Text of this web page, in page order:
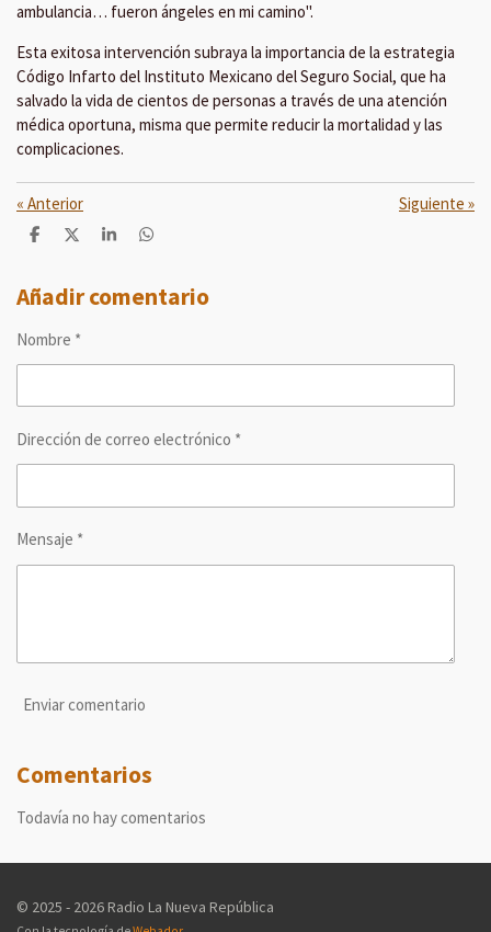
ambulancia… fueron ángeles en mi camino".
Esta exitosa intervención subraya la importancia de la estrategia
Código Infarto del Instituto Mexicano del Seguro Social, que ha
salvado la vida de cientos de personas a través de una atención
médica oportuna, misma que permite reducir la mortalidad y las
complicaciones.
« Anterior Siguiente »
C
p
a
t
C
p
a
C
p
a
C
p
a
Añadir comentario
Nombre *
Dirección de correo electrónico *
Mensaje *
Enviar comentario
Comentarios
Todavía no hay comentarios
© 2025 - 2026 Radio La Nueva República